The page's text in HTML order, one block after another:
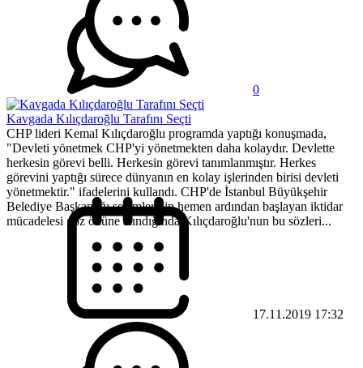
0
Kavgada Kılıçdaroğlu Tarafını Seçti
CHP lideri Kemal Kılıçdaroğlu programda yaptığı konuşmada,
"Devleti yönetmek CHP'yi yönetmekten daha kolaydır. Devlette
herkesin görevi belli. Herkesin görevi tanımlanmıştır. Herkes
görevini yaptığı sürece dünyanın en kolay işlerinden birisi devleti
yönetmektir." ifadelerini kullandı. CHP'de İstanbul Büyükşehir
Belediye Başkanlığı seçimlerinin hemen ardından başlayan iktidar
mücadelesi göz önüne alındığında Kılıçdaroğlu'nun bu sözleri...
17.11.2019 17:32